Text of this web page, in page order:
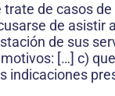
trate de casos de
de asistir
de sus
[…] c)
indicaciones